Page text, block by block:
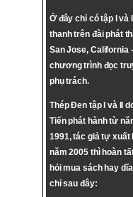
Ở đây chỉ có tập I
thanh trên đài phát
San Jose, California
chương trình đọc
phụ trách.
Thép Đen tập I và II
Tiến phát hành từ
1991, tác giả tự xuất
năm 2005 thì hoàn
hỏi mua sách hay
chỉ sau đây: